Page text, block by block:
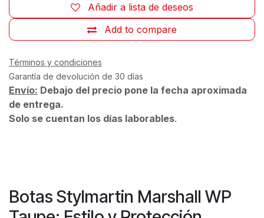
Add to compare
Añadir a lista de deseos
Términos y condiciones
Garantía de devolución de 30 días
Envío: Debajo del precio pone la fecha aproximada
de entrega.
Solo se cuentan los días laborables.
Botas Stylmartin Marshall WP